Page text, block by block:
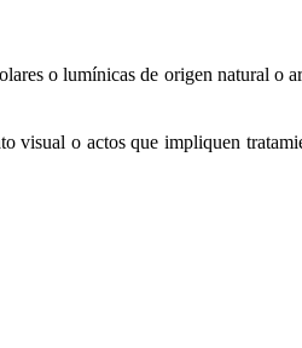
o lumínicas de origen natural o
visual o actos que impliquen